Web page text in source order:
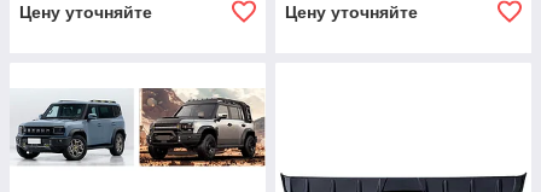
Цену уточняйте Цену уточняйте